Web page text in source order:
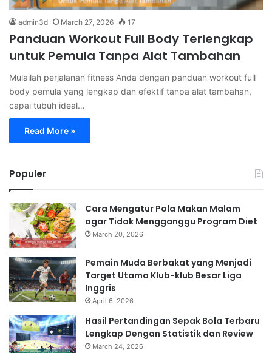
admin3d March 27, 2026 17
Panduan Workout Full Body Terlengkap
untuk Pemula Tanpa Alat Tambahan
Mulailah perjalanan fitness Anda dengan panduan workout full
body pemula yang lengkap dan efektif tanpa alat tambahan,
capai tubuh ideal…
Read More »
Populer
Cara Mengatur Pola Makan Malam
agar Tidak Mengganggu Program Diet
March 20, 2026
Pemain Muda Berbakat yang Menjadi
Target Utama Klub-klub Besar Liga
Inggris
April 6, 2026
Hasil Pertandingan Sepak Bola Terbaru
Lengkap Dengan Statistik dan Review
March 24, 2026